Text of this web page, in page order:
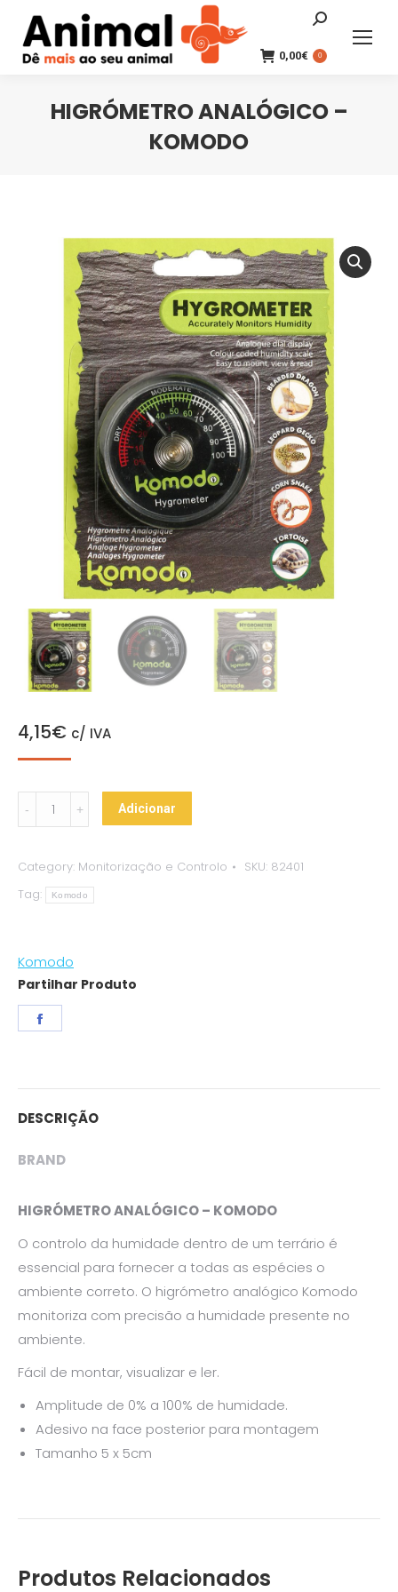
Search:
0,00€ 0
HIGRÓMETRO ANALÓGICO –
KOMODO
4,15€ c/ IVA
Higrómetro
Analógico
Komodo
quantity
Adicionar
Category: Monitorização e Controlo SKU: 82401
Tag:
Komodo
Komodo
Partilhar Produto
DESCRIÇÃO
BRAND
HIGRÓMETRO ANALÓGICO – KOMODO
O controlo da humidade dentro de um terrário é
essencial para fornecer a todas as espécies o
ambiente correto. O higrómetro analógico Komodo
monitoriza com precisão a humidade presente no
ambiente.
Fácil de montar, visualizar e ler.
Amplitude de 0% a 100% de humidade.
Adesivo na face posterior para montagem
Tamanho 5 x 5cm
Produtos Relacionados